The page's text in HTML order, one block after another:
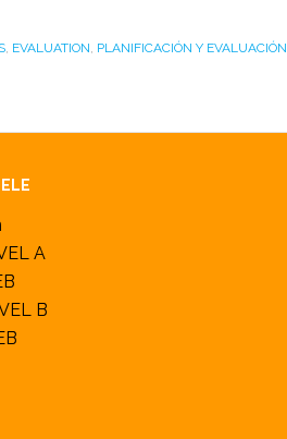
, EVALUATION, PLANIFICACIÓN Y EVALUACIÓN
A
B